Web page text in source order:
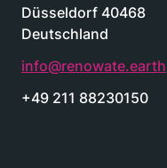
Düsseldorf 40468
Deutschland
info@renowate.earth
+49 211 88230150